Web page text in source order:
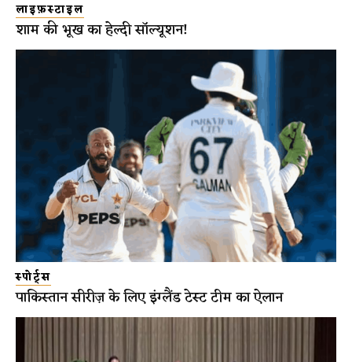
लाइफ़स्टाइल
शाम की भूख का हेल्दी सॉल्यूशन!
स्पोर्ट्स
पाकिस्तान सीरीज़ के लिए इंग्लैंड टेस्ट टीम का ऐलान